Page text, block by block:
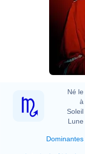
Né le
à
Soleil
Lune
Dominantes